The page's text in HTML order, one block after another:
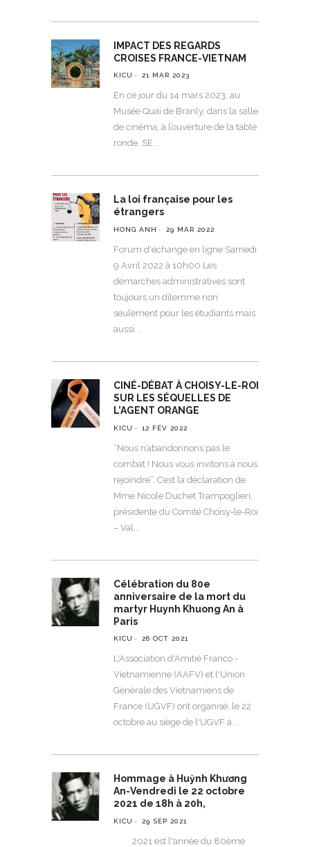
IMPACT DES REGARDS
CROISES FRANCE-VIETNAM
KICU 21 MAR 2023
En ce jour du 14 mars 2023, au
Musée Quai de Branly, dans la salle
de cinéma, à l’ouverture de la table
ronde, SE
La loi française pour les
étrangers
HONG ANH 29 MAR 2022
Forum d'échange en ligne Samedi
9 Avril 2022 à 10h00 Les
démarches administratives sont
toujours un dilemme non
seulement pour les étudiants mais
aussi
CINÉ-DÉBAT À CHOISY-LE-ROI
SUR LES SÉQUELLES DE
L’AGENT ORANGE
KICU 12 FÉV 2022
“Nous n’abandonnons pas le
combat ! Nous vous invitons à nous
rejoindre”. C’est la déclaration de
Mme Nicole Duchet Trampoglieri,
présidente du Comité Choisy-le-Roi
– Val
Célébration du 80e
anniversaire de la mort du
martyr Huynh Khuong An à
Paris
KICU 26 OCT 2021
L'Association d'Amitié Franco -
Vietnamienne (AAFV) et l'Union
Générale des Vietnamiens de
France (UGVF) ont organisé, le 22
octobre au siège de l'UGVF à
Hommage à Huỳnh Khương
An-Vendredi le 22 octobre
2021 de 18h à 20h,
KICU 29 SEP 2021
2021 est l'année du 80ème